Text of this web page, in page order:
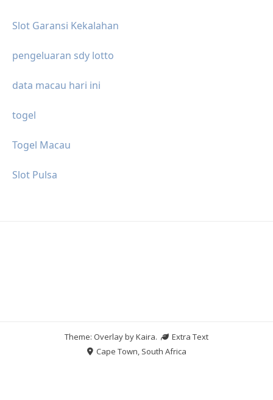
Slot Garansi Kekalahan
pengeluaran sdy lotto
data macau hari ini
togel
Togel Macau
Slot Pulsa
Theme: Overlay byKaira.
Extra Text
Cape Town, South Africa